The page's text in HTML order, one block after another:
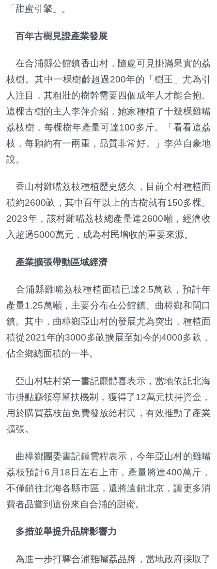
「甜蜜引擎」。
百年古樹見證產業發展
在合浦縣公館鎮香山村，隨處可見掛滿果實的荔
枝樹。其中一棵樹齡超過200年的「樹王」尤為引
人注目，其粗壯的樹幹需要四個成年人才能合抱。
這棵古樹的主人李萍介紹，她家種植了十幾棵雞嘴
荔枝樹，每棵樹年產量可達100多斤。「看看這荔
枝，每顆約有一兩重，品質非常好。」李萍自豪地
說。
香山村雞嘴荔枝種植歷史悠久，目前全村種植面
積約2600畝，其中百年以上的古樹就有150多棵。
2023年，該村雞嘴荔枝總產量達2600噸，經濟收
入超過5000萬元，成為村民增收的重要來源。
產業擴張帶動區域經濟
合浦縣雞嘴荔枝種植面積已達2.5萬畝，預計年
產量1.25萬噸，主要分布在公館鎮、曲樟鄉和閘口
鎮。其中，曲樟鄉亞山村的發展尤為突出，種植面
積從2021年的3000多畝擴展至如今的4000多畝，
佔全鄉總面積的一半。
亞山村駐村第一書記龐體喜表示，當地依託北海
市掛點廳領導幫扶機制，獲得了12萬元扶持資金，
用於購買荔枝苗免費發放給村民，有效推動了產業
擴張。
曲樟鄉團委書記鍾雲程表示，今年亞山村的雞嘴
荔枝預計6月18日左右上市，產量將達400萬斤，
不僅銷往北海各縣市區，還將遠銷北京，讓更多消
費者品嘗到這份來自合浦的甜蜜。
多措並舉提升品牌影響力
為進一步打響合浦雞嘴荔品牌，當地政府採取了